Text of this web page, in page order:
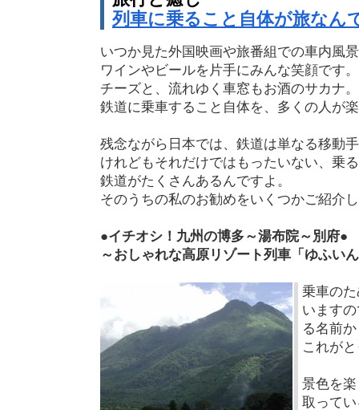
列車に乗ること自体が旅なん
いつか見た外国映画や旅番組での車内風
ワインやビールを片手にみんな笑顔です。
チーズと、流れゆく車窓もお酒のサカナ。
鉄道に乗車すること自体を、多くの人が
残念ながら日本では、鉄道は単なる移動
けれどもそれだけではもったいない、乗
鉄道がたくさんあるんですよ。
そのうちの私のお勧めをいくつかご紹介
●イチオシ！九州の博多～湯布院～別府●
～おしゃれな高原リゾート列車「ゆふい
乗車の
います
る名前
これが
景色を
取って